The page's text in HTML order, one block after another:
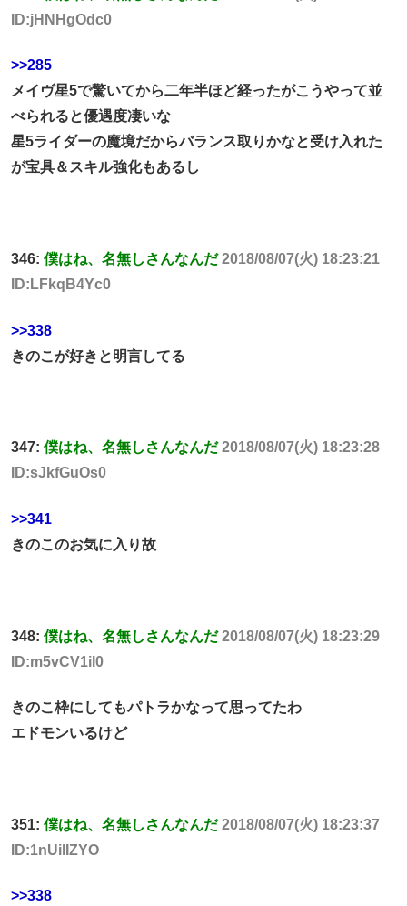
ID:jHNHgOdc0
>>285
メイヴ星5で驚いてから二年半ほど経ったがこうやって並
べられると優遇度凄いな
星5ライダーの魔境だからバランス取りかなと受け入れた
が宝具＆スキル強化もあるし
346: 僕はね、名無しさんなんだ 2018/08/07(火) 18:23:21
ID:LFkqB4Yc0
>>338
きのこが好きと明言してる
347: 僕はね、名無しさんなんだ 2018/08/07(火) 18:23:28
ID:sJkfGuOs0
>>341
きのこのお気に入り故
348: 僕はね、名無しさんなんだ 2018/08/07(火) 18:23:29
ID:m5vCV1iI0
きのこ枠にしてもパトラかなって思ってたわ
エドモンいるけど
351: 僕はね、名無しさんなんだ 2018/08/07(火) 18:23:37
ID:1nUilIZYO
>>338